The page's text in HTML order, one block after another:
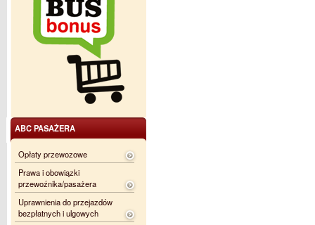
ABC PASAŻERA
Opłaty przewozowe
Prawa i obowiązki
przewoźnika/pasażera
Uprawnienia do przejazdów
bezpłatnych i ulgowych